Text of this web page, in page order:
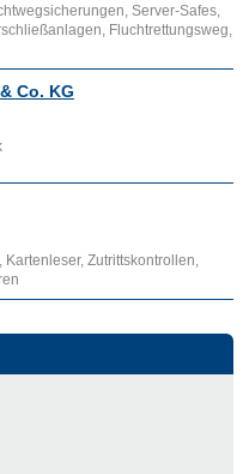
Server-Safes,
Fluchtrettungsweg,
Co. KG
Zutrittskontrollen,